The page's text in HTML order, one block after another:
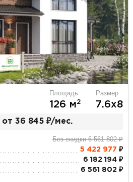
Площадь
126 м2
Размер
7.6х8
от 36 845 ₽/мес.
Без скидки 6 561 802 ₽
5 422 977 ₽
6 182 194 ₽
6 561 802 ₽